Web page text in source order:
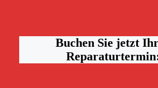
Buchen Sie jetzt